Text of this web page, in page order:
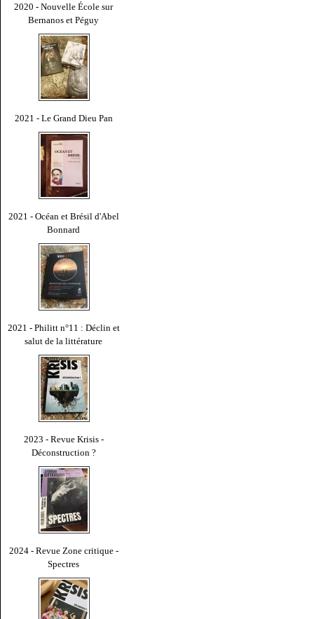
2020 - Nouvelle École sur
Bernanos et Péguy
2021 - Le Grand Dieu Pan
2021 - Océan et Brésil d'Abel
Bonnard
2021 - Philitt n°11 : Déclin et
salut de la littérature
2023 - Revue Krisis -
Déconstruction ?
2024 - Revue Zone critique -
Spectres